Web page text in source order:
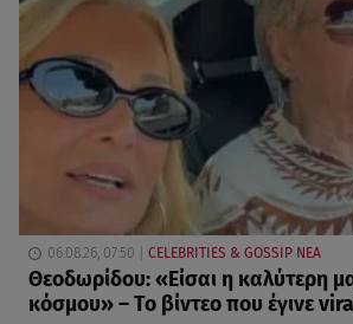
06.08.26, 07:50 CELEBRITIES & GOSSIP ΝΕΑ
Θεοδωρίδου: «Είσαι η καλύτερη
κόσμου» – Το βίντεο που έγινε